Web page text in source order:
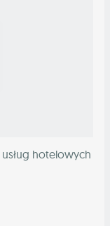
usług hotelowych